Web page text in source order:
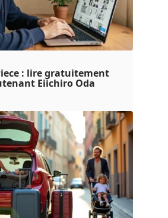
: lire gratuitement
Eiichiro Oda